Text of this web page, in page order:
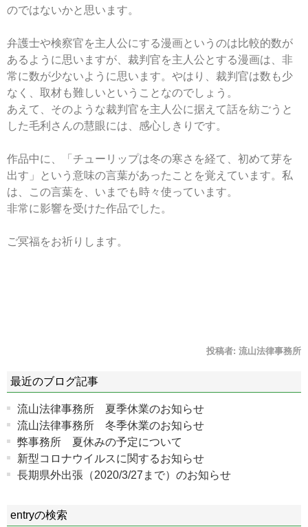
のではないかと思います。
弁護士や検察官を主人公にする漫画というのは比較的数が
あるように思いますが、裁判官を主人公とする漫画は、非
常に数が少ないように思います。やはり、裁判官は数も少
なく、取材も難しいということなのでしょう。
あえて、そのような裁判官を主人公に据えて話を紡ごうと
した毛利さんの慧眼には、感心しきりです。
作品中に、「チューリップは冬の寒さを経て、初めて芽を
出す」という意味の言葉があったことを覚えています。私
は、この言葉を、いまでも時々使っています。
非常に影響を受けた作品でした。
ご冥福をお祈りします。
投稿者: 流山法律事務所
最近のブログ記事
流山法律事務所 夏季休業のお知らせ
流山法律事務所 冬季休業のお知らせ
弊事務所 夏休みの予定について
新型コロナウイルスに関するお知らせ
長期県外出張（2020/3/27まで）のお知らせ
entryの検索